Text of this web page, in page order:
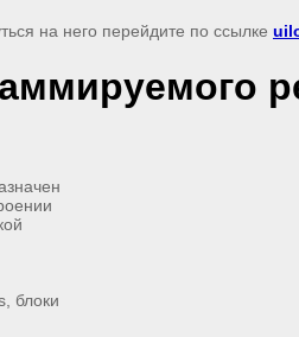
на него перейдите по ссылке
блоки